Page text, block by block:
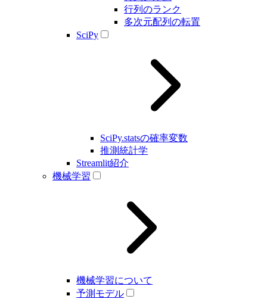
行列のランク
多次元配列の転置
SciPy
SciPy.statsの確率変数
推測統計学
Streamlit紹介
機械学習
機械学習について
予測モデル